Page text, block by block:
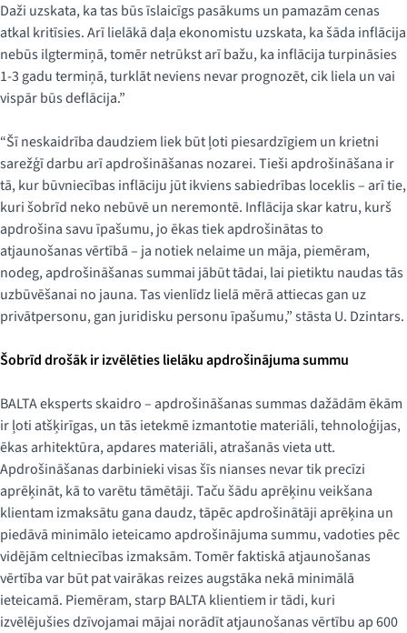
Daži uzskata, ka tas būs īslaicīgs pasākums un pamazām cenas
atkal kritīsies. Arī lielākā daļa ekonomistu uzskata, ka šāda inflācija
nebūs ilgtermiņā, tomēr netrūkst arī bažu, ka inflācija turpināsies
1-3 gadu termiņā, turklāt neviens nevar prognozēt, cik liela un vai
vispār būs deflācija.”
“Šī neskaidrība daudziem liek būt ļoti piesardzīgiem un krietni
sarežģī darbu arī apdrošināšanas nozarei. Tieši apdrošināšana ir
tā, kur būvniecības inflāciju jūt ikviens sabiedrības loceklis – arī tie,
kuri šobrīd neko nebūvē un neremontē. Inflācija skar katru, kurš
apdrošina savu īpašumu, jo ēkas tiek apdrošinātas to
atjaunošanas vērtībā – ja notiek nelaime un māja, piemēram,
nodeg, apdrošināšanas summai jābūt tādai, lai pietiktu naudas tās
uzbūvēšanai no jauna. Tas vienlīdz lielā mērā attiecas gan uz
privātpersonu, gan juridisku personu īpašumu,” stāsta U. Dzintars.
Šobrīd drošāk ir izvēlēties lielāku apdrošinājuma summu
BALTA eksperts skaidro – apdrošināšanas summas dažādām ēkām
ir ļoti atšķirīgas, un tās ietekmē izmantotie materiāli, tehnoloģijas,
ēkas arhitektūra, apdares materiāli, atrašanās vieta utt.
Apdrošināšanas darbinieki visas šīs nianses nevar tik precīzi
aprēķināt, kā to varētu tāmētāji. Taču šādu aprēķinu veikšana
klientam izmaksātu gana daudz, tāpēc apdrošinātāji aprēķina un
piedāvā minimālo ieteicamo apdrošinājuma summu, vadoties pēc
vidējām celtniecības izmaksām. Tomēr faktiskā atjaunošanas
vērtība var būt pat vairākas reizes augstāka nekā minimālā
ieteicamā. Piemēram, starp BALTA klientiem ir tādi, kuri
izvēlējušies dzīvojamai mājai norādīt atjaunošanas vērtību ap 600